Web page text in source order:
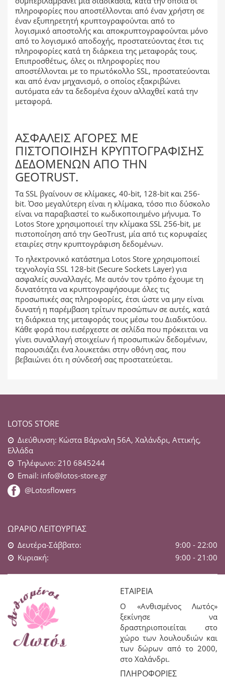
πληροφορίες που αποστέλλονται από έναν χρήστη σε
έναν εξυπηρετητή κρυπτογραφούνται από το
λογισμικό αποστολής και αποκρυπτογραφούνται μόνο
από το λογισμικό αποδοχής, προστατεύοντας έτσι τις
πληροφορίες κατά τη διάρκεια της μεταφοράς τους.
Επιπροσθέτως, όλες οι πληροφορίες που
αποστέλλονται με το πρωτόκολλο SSL, προστατεύονται
και από έναν μηχανισμό, ο οποίος εξακριβώνει
αυτόματα εάν τα δεδομένα έχουν αλλαχθεί κατά την
μεταφορά.
ΑΣΦΑΛΕΊΣ ΑΓΟΡΈΣ ΜΕ
ΠΙΣΤΟΠΟΊΗΣΗ ΚΡΥΠΤΟΓΡΆΦΙΣΗΣ
ΔΕΔΟΜΈΝΩΝ ΑΠΌ ΤΗΝ
GEOTRUST.
Τα SSL βγαίνουν σε κλίμακες, 40-bit, 128-bit και 256-
bit. Όσο μεγαλύτερη είναι η κλίμακα, τόσο πιο δύσκολο
είναι να παραβιαστεί το κωδικοποιημένο μήνυμα. Το
Lotos Store χρησιμοποιεί την κλίμακα SSL 256-bit, με
πιστοποίηση από την GeoTrust, μία από τις κορυφαίες
εταιρίες στην κρυπτογράφιση δεδομένων.
Το ηλεκτρονικό κατάστημα Lotos Store χρησιμοποιεί
τεχνολογία SSL 128-bit (Secure Sockets Layer) για
ασφαλείς συναλλαγές. Με αυτόν τον τρόπο έχουμε τη
δυνατότητα να κρυπτογραφήσουμε όλες τις
προσωπικές σας πληροφορίες, έτσι ώστε να μην είναι
δυνατή η παρέμβαση τρίτων προσώπων σε αυτές, κατά
τη διάρκεια της μεταφοράς τους μέσω του Διαδικτύου.
Kάθε φορά που εισέρχεστε σε σελίδα που πρόκειται να
γίνει συναλλαγή στοιχείων ή προσωπικών δεδομένων,
παρουσιάζει ένα λουκετάκι στην οθόνη σας, που
βεβαιώνει ότι η σύνδεσή σας προστατεύεται.
LOTOS STORE
Διεύθυνση: Κώστα Βάρναλη 56Α, Χαλάνδρι, Αττικής,
Ελλάδα
Τηλέφωνο: 210 6845244
Email: info@lotos-store.gr
@Lotosflowers
ΩΡΆΡΙΟ ΛΕΙΤΟΥΡΓΊΑΣ
Δευτέρα-Σάββατο:
9:00 - 22:00
Κυριακή:
9:00 - 21:00
ΕΤΑΙΡΕΊΑ
Ο «Ανθισμένος Λωτός»
ξεκίνησε να
δραστηριοποιείται στο
χώρο των λουλουδιών και
των δώρων από το 2000,
στο Χαλάνδρι.
ΠΛΗΡΟΦΟΡΊΕΣ